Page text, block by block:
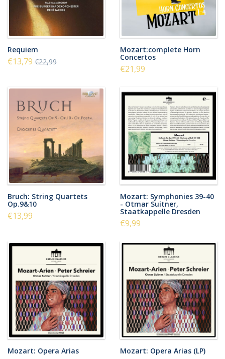
Requiem
€13,79 €22,99
Mozart:complete Horn
Concertos
€21,99
Bruch: String Quartets
Op.9&10
€13,99
Mozart: Symphonies 39-40
- Otmar Suitner,
Staatkappelle Dresden
€9,99
Mozart: Opera Arias Mozart: Opera Arias (LP)